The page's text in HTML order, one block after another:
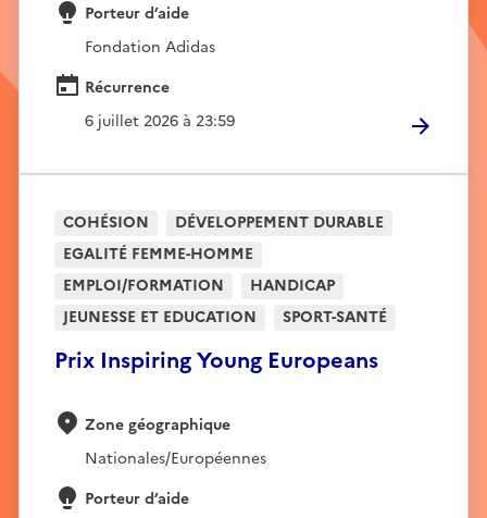
Porteur d’aide
Fondation Adidas
Récurrence
6 juillet 2026 à 23:59
Prix Inspiring Young Europeans
COHÉSION
DÉVELOPPEMENT DURABLE
EGALITÉ FEMME-HOMME
EMPLOI/FORMATION
HANDICAP
JEUNESSE ET EDUCATION
SPORT-SANTÉ
Zone géographique
Nationales/Européennes
Porteur d’aide